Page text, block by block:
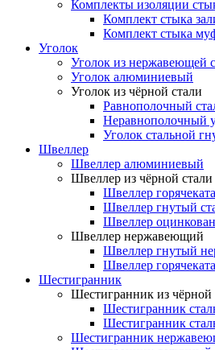
Комплекты изоляции
Комплект стыка
Комплект стыка
Уголок
Уголок из нержавеющей
Уголок алюминиевый
Уголок из чёрной стали
Равнополочный
Неравнополочный
Уголок стальной
Швеллер
Швеллер алюминиевый
Швеллер из чёрной стали
Швеллер
Швеллер гнутый
Швеллер
Швеллер нержавеющий
Швеллер гнутый
Швеллер
Шестигранник
Шестигранник из чёрной
Шестигранник
Шестигранник
Шестигранник